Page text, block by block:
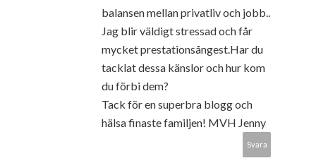
balansen mellan privatliv och jobb..
Jag blir väldigt stressad och får
mycket prestationsångest.Har du
tacklat dessa känslor och hur kom
du förbi dem?
Tack för en superbra blogg och
hälsa finaste familjen! MVH Jenny
Svara